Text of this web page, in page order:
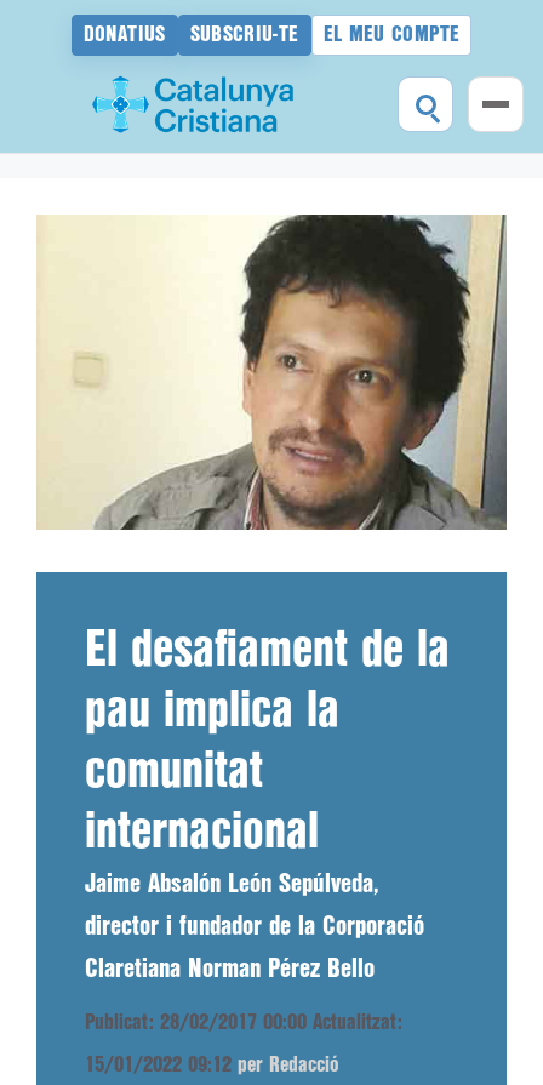
DONATIUS SUBSCRIU-TE EL MEU COMPTE
El desafiament de la
pau implica la
comunitat
internacional
Jaime Absalón León Sepúlveda,
director i fundador de la Corporació
Claretiana Norman Pérez Bello
Publicat: 28/02/2017 00:00 Actualitzat:
15/01/2022 09:12 per Redacció